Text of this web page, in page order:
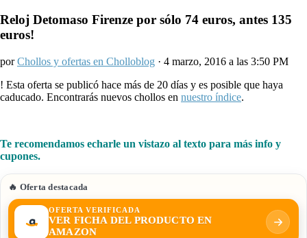
Reloj Detomaso Firenze por sólo 74 euros, antes 135
euros!
porChollos y ofertas en Cholloblog · 4 marzo, 2016 a las 3:50 PM
! Esta oferta se publicó hace más de 20 días y es posible que haya
caducado. Encontrarás nuevos chollos en nuestro índice.
Te recomendamos echarle un vistazo al texto para más info y
cupones.
🔥 Oferta destacada
OFERTA VERIFICADA
VER FICHA DEL PRODUCTO EN
AMAZON